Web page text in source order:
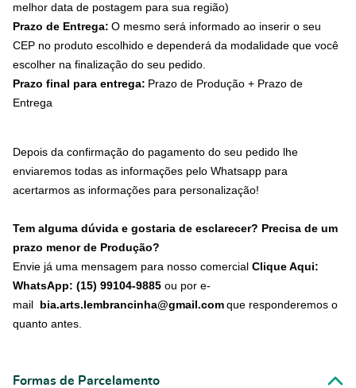
melhor data de postagem para sua região)
Prazo de Entrega: O mesmo será informado ao inserir o seu
CEP no produto escolhido e dependerá da modalidade que você
escolher na finalização do seu pedido.
Prazo final para entrega: Prazo de Produção + Prazo de
Entrega
Depois da confirmação do pagamento do seu pedido lhe
enviaremos todas as informações pelo Whatsapp para
acertarmos as informações para personalização!
Tem alguma dúvida e gostaria de esclarecer? Precisa de um
prazo menor de Produção?
Envie já uma mensagem para nosso comercial Clique Aqui:
WhatsApp: (15) 99104-9885 ou por e-
mail bia.arts.lembrancinha@gmail.comque responderemos o
quanto antes.
Formas de Parcelamento